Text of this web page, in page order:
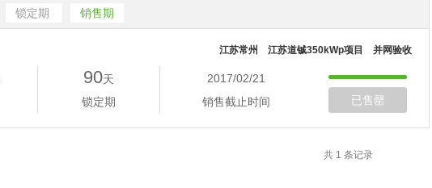
锁定期 销售期
江苏常州 江苏道铖350kWp项目 并网验收
90天
锁定期
2017/02/21
销售截止时间
已售罄
共 1 条记录